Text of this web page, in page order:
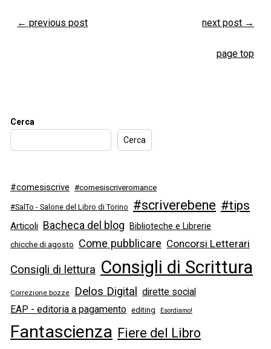
← previous post next post →
page top
Cerca
Cerca
#comesiscrive #comesiscriveromance
#SalTo - Salone del Libro di Torino #scriverebene #tips
Articoli Bacheca del blog Biblioteche e Librerie
chicche di agosto Come pubblicare Concorsi Letterari
Consigli di lettura Consigli di Scrittura
Correzione bozze Delos Digital
dirette social
EAP - editoria a pagamento editing Esordiamo!
Fantascienza Fiere del Libro